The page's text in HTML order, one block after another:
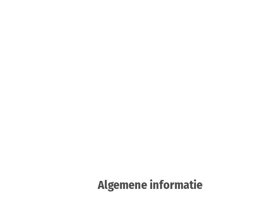
Algemene informatie